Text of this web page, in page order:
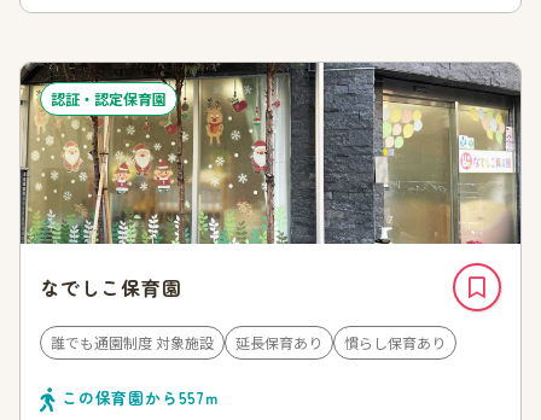
認証・認定保育園
なでしこ保育園
誰でも通園制度 対象施設 延長保育あり 慣らし保育あり
この保育園から557ｍ